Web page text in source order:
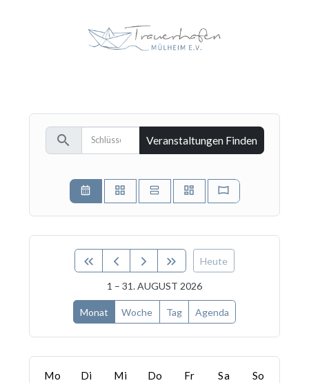
search Veranstaltungen Finden
Heute
1 – 31. AUGUST 2026
Monat Woche Tag Agenda
Mo Di Mi Do Fr Sa So